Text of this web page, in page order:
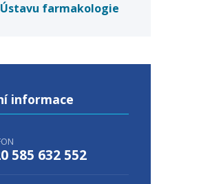
farmakologie
informace
585 632 552